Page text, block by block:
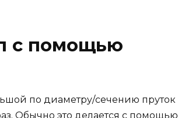
с помощью
по диаметру/сечению пруток
Обычно это делается с помощью